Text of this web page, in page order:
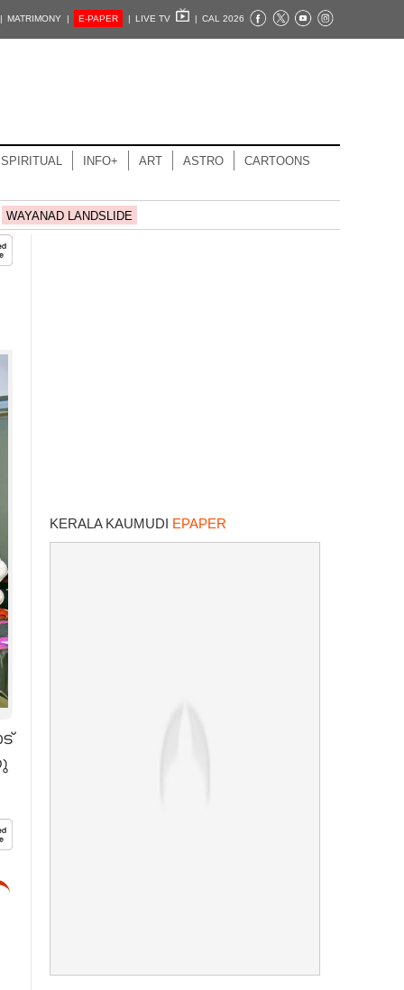
| MATRIMONY | E-PAPER | LIVE TV | CAL 2026
SPIRITUAL INFO+ ART ASTRO CARTOONS
WAYANAD LANDSLIDE
KERALA KAUMUDI EPAPER